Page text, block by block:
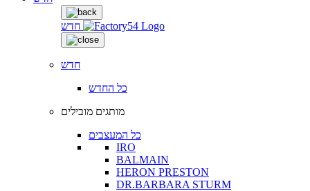
חדש
חדש
כל החדש
מותגים מובילים
כל המעצבים
IRO
BALMAIN
HERON PRESTON
DR.BARBARA STURM